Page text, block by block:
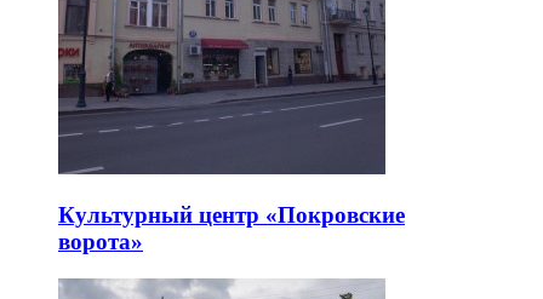
Культурный центр «Покровские
ворота»